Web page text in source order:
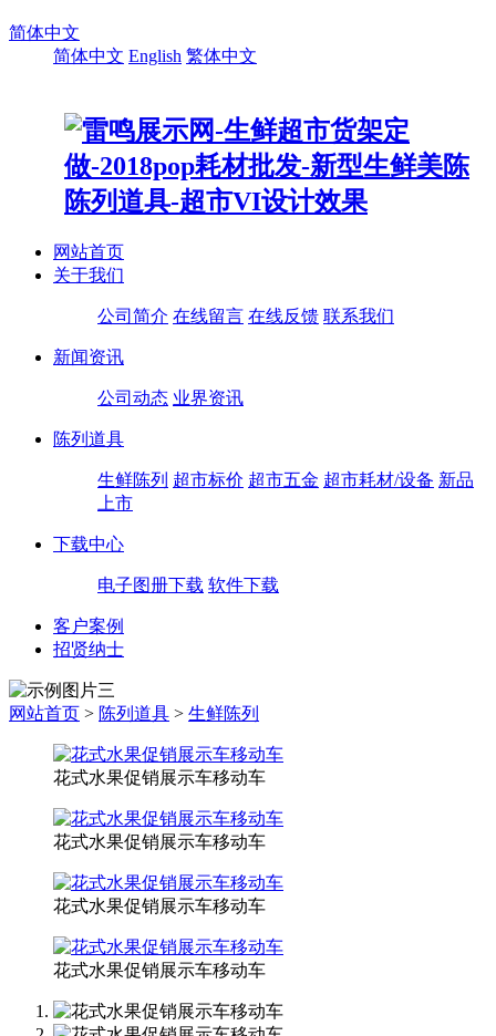
简体中文
简体中文 English 繁体中文
网站首页
关于我们
公司简介 在线留言 在线反馈 联系我们
新闻资讯
公司动态 业界资讯
陈列道具
生鲜陈列 超市标价 超市五金 超市耗材/设备 新品
上市
下载中心
电子图册下载 软件下载
客户案例
招贤纳士
网站首页 > 陈列道具 > 生鲜陈列
花式水果促销展示车移动车
花式水果促销展示车移动车
花式水果促销展示车移动车
花式水果促销展示车移动车